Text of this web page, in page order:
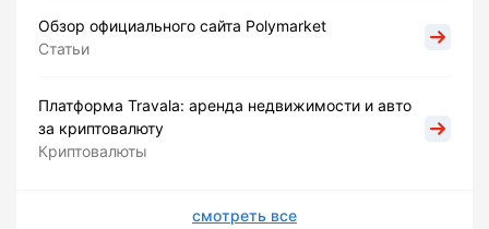
Обзор официального сайта Polymarket
Статьи
Платформа Travala: аренда недвижимости и авто
за криптовалюту
Криптовалюты
смотреть все